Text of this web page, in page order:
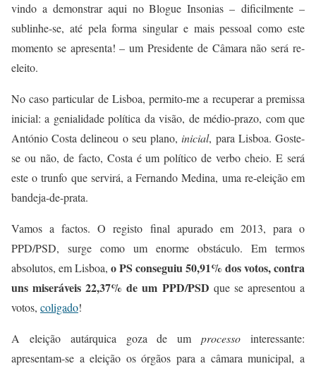
vindo a demonstrar aqui no Blogue Insonias –dificilmente –
sublinhe-se, até pela forma singular e mais pessoal como este
momento se apresenta! – um Presidente de Câmara não será re-
eleito.
No caso particular de Lisboa, permito-me a recuperar a premissa
inicial: a genialidade política da visão, de médio-prazo, com que
António Costa delineou o seu plano, inicial, para Lisboa. Goste-
se ou não, de facto, Costa é um político de verbo cheio. E será
este o trunfo que servirá, a Fernando Medina, uma re-eleição em
bandeja-de-prata.
Vamos a factos.O registo final apurado em2013, para o
PPD/PSD, surge como um enorme obstáculo. Em termos
absolutos, em Lisboa, o PS conseguiu 50,91% dos votos, contra
uns miseráveis 22,37% de um PPD/PSD que se apresentou a
votos, coligado!
A eleição autárquica goza de umprocesso interessante:
apresentam-se a eleição os órgãos para a câmara municipal, a